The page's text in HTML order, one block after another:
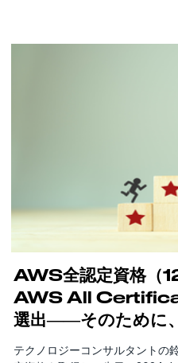
AWS全認定資格（
AWS All
選出――そのために
テクノロジーコンサルタントの